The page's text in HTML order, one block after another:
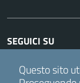
SEGUICI SU
Facebook
Questo sito